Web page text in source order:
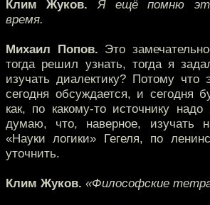
Клим Жуков. Я ещё помню это
время.
Михаил Попов. Это
тогда решил узнать, тогда я
изучать диалектику? Потому что
сегодня обсуждается, и сегодня
как, по какому-то источнику
думаю, что, наверное, изучать
«Науки логики» Гегеля, по
уточнить.
Клим Жуков. «Философские